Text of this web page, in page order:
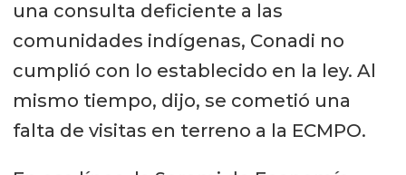
una consulta deficiente a las
comunidades indígenas, Conadi no
cumplió con lo establecido en la ley. Al
mismo tiempo, dijo, se cometió una
falta de visitas en terreno a la ECMPO.